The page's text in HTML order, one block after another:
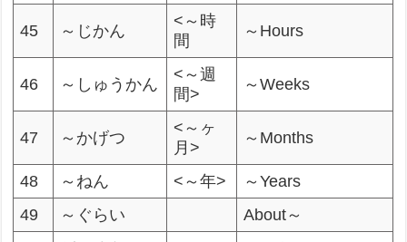
45 ～じかん
<～時
間
～Hours
46 ～しゅうかん
<～週
間>
～Weeks
47 ～かげつ
<～ヶ
月>
～Months
48 ～ねん <～年>
～Years
49
～ぐらい
About～